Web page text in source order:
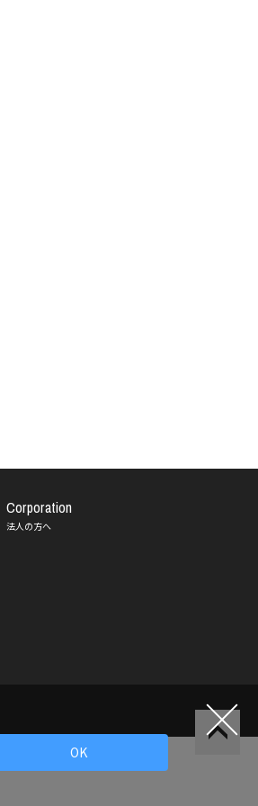
Corporation
法人の方へ
OK